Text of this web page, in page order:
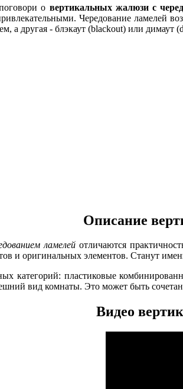
о вертикальных жалюзи с
Чередование ламелей
а другая - блэкаут (blackout) или димаут
Описание
ламелей отличаются
и оригинальных элементов. Станут
категорий: пластиковые
вид комнаты. Это может быть
Видео